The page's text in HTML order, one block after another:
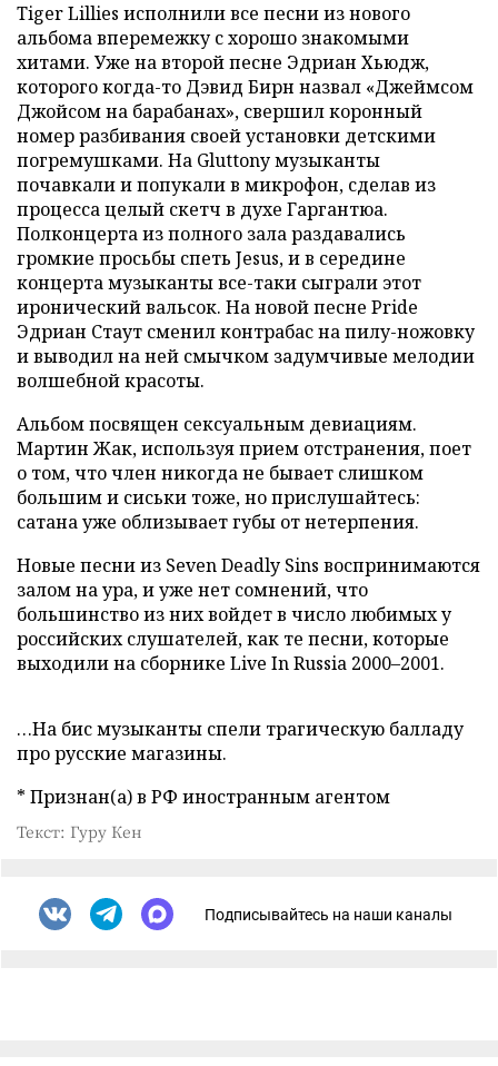
Tiger Lillies исполнили все песни из нового
альбома вперемежку с хорошо знакомыми
хитами. Уже на второй песне Эдриан Хьюдж,
которого когда-то Дэвид Бирн назвал «Джеймсом
Джойсом на барабанах», свершил коронный
номер разбивания своей установки детскими
погремушками. На Gluttony музыканты
почавкали и попукали в микрофон, сделав из
процесса целый скетч в духе Гаргантюа.
Полконцерта из полного зала раздавались
громкие просьбы спеть Jesus, и в середине
концерта музыканты все-таки сыграли этот
иронический вальсок. На новой песне Pride
Эдриан Стаут сменил контрабас на пилу-ножовку
и выводил на ней смычком задумчивые мелодии
волшебной красоты.
Альбом посвящен сексуальным девиациям.
Мартин Жак, используя прием отстранения, поет
о том, что член никогда не бывает слишком
большим и сиськи тоже, но прислушайтесь:
сатана уже облизывает губы от нетерпения.
Новые песни из Seven Deadly Sins воспринимаются
залом на ура, и уже нет сомнений, что
большинство из них войдет в число любимых у
российских слушателей, как те песни, которые
выходили на сборнике Live In Russia 2000–2001.
…На бис музыканты спели трагическую балладу
про русские магазины.
* Признан(а) в РФ иностранным агентом
Текст: Гуру Кен
Подписывайтесь на наши каналы